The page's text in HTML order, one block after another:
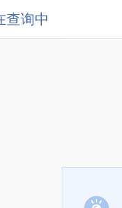
查询中